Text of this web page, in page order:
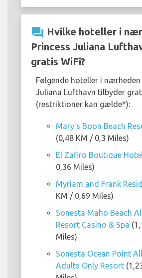
question_answer Hvilke hoteller i
Princess Juliana
gratis WiFi?
Følgende hoteller i nærheden
Juliana Lufthavn tilbyder
(restriktioner kan gælde*):
Mary's Boon Beach
(0,48 KM / 0,3 Miles)
El Zafiro Boutique
0,36 Miles)
Myriam and Frank
KM / 0,69 Miles)
Sonesta Maho Beach
Resort Casino & Spa
Miles)
Sonesta Ocean Point
Adults Only Resort